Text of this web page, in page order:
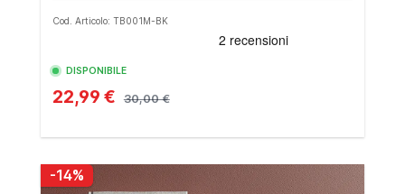
Cod. Articolo: TB001M-BK
DISPONIBILE
22,99 € 30,00 €
-14%